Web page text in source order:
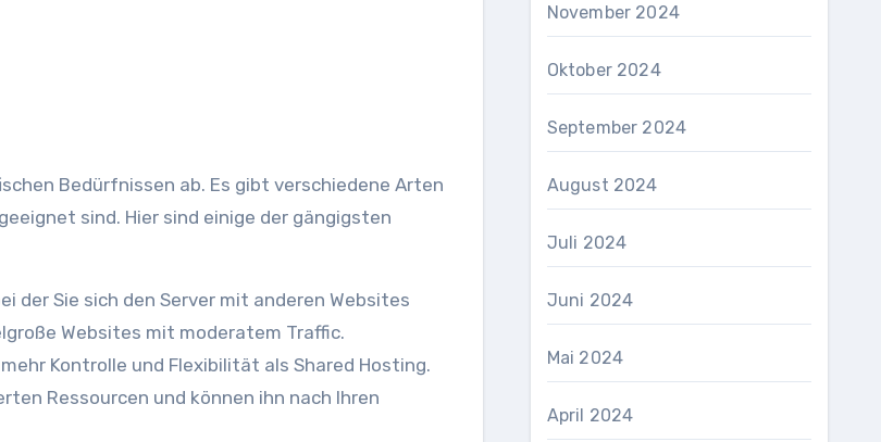
Bedürfnissen ab. Es gibt verschiedene Arten
sind. Hier sind einige der gängigsten
der Sie sich den Server mit anderen Websites
Websites mit moderatem Traffic.
Kontrolle und Flexibilität als Shared Hosting.
Ressourcen und können ihn nach Ihren
November 2024
Oktober 2024
September 2024
August 2024
Juli 2024
Juni 2024
Mai 2024
April 2024